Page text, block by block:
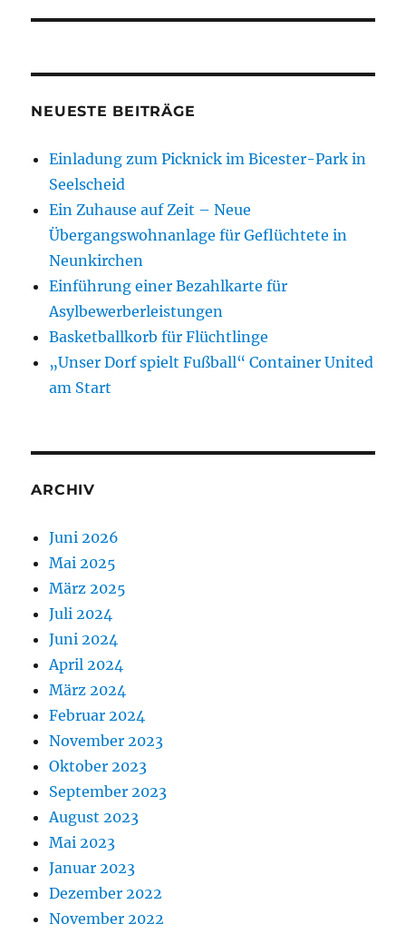
NEUESTE BEITRÄGE
Einladung zum Picknick im Bicester-Park in
Seelscheid
Ein Zuhause auf Zeit – Neue
Übergangswohnanlage für Geflüchtete in
Neunkirchen
Einführung einer Bezahlkarte für
Asylbewerberleistungen
Basketballkorb für Flüchtlinge
„Unser Dorf spielt Fußball“ Container United
am Start
ARCHIV
Juni 2026
Mai 2025
März 2025
Juli 2024
Juni 2024
April 2024
März 2024
Februar 2024
November 2023
Oktober 2023
September 2023
August 2023
Mai 2023
Januar 2023
Dezember 2022
November 2022